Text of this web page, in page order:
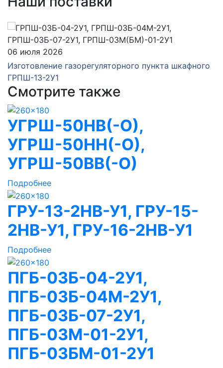
06 июля 2026
Изготовление газорегуляторного пункта шкафного
ГРПШ-13-2У1
Смотрите также
УГРШ-50НВ(-О),
УГРШ-50НН(-О),
УГРШ-50ВВ(-О)
Подробнее
ГРУ-13-2НВ-У1, ГРУ-15-
2НВ-У1, ГРУ-16-2НВ-У1
Подробнее
ПГБ-03Б-04-2У1,
ПГБ-03Б-04М-2У1,
ПГБ-03Б-07-2У1,
ПГБ-03М-01-2У1,
ПГБ-03БМ-01-2У1